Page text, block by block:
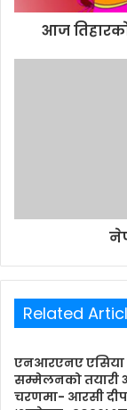
d
आज
Related
एनआरएनए एसिया
सम्मेलनको तयारी
चरणमा- आरसी